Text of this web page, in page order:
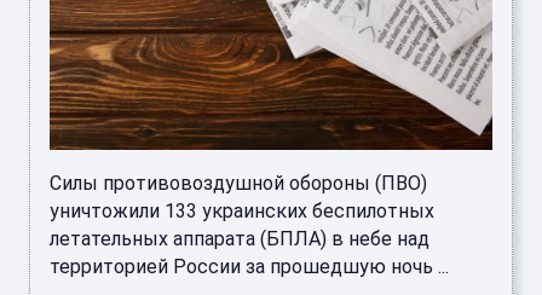
Силы противовоздушной обороны (ПВО)
уничтожили 133 украинских беспилотных
летательных аппарата (БПЛА) в небе над
территорией России за прошедшую ночь ...